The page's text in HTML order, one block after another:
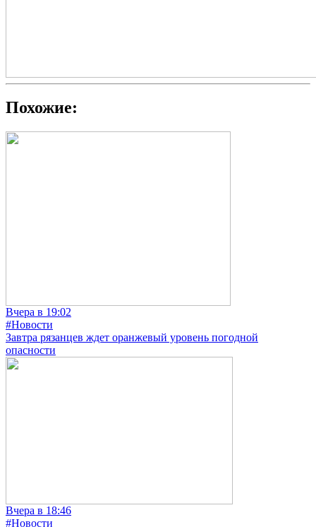
Похожие:
Вчера в 19:02
#Новости
Завтра рязанцев ждет оранжевый уровень погодной
опасности
Вчера в 18:46
#Новости